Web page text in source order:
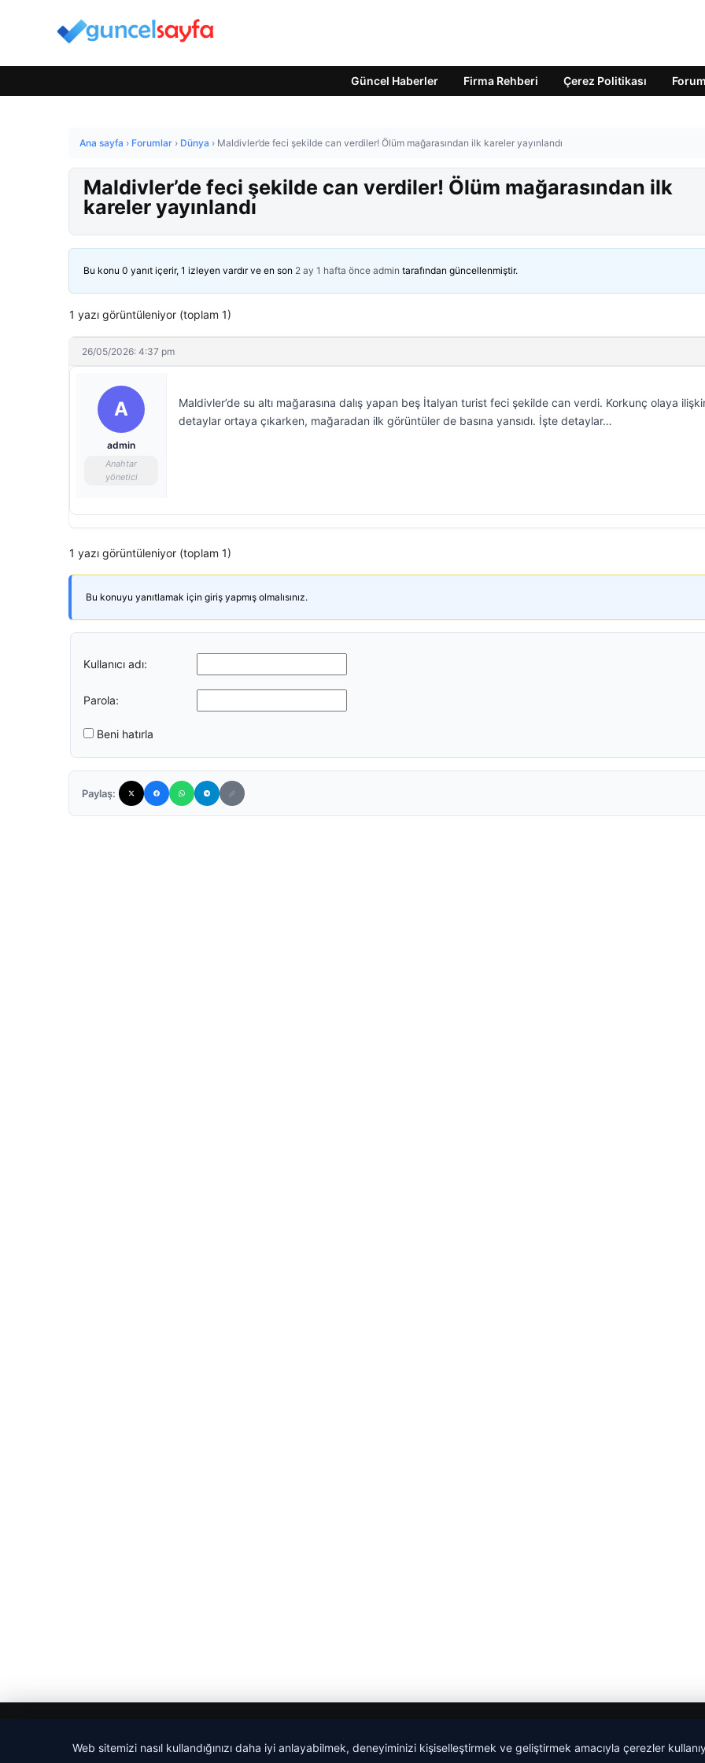
Güncel Haberler Firma Rehberi Çerez Politikası Forum
Ana sayfa › Forumlar › Dünya › Maldivler’de feci şekilde can verdiler! Ölüm mağarasından ilk kareler yayınlandı
Maldivler’de feci şekilde can verdiler! Ölüm mağarasından ilk
kareler yayınlandı
Bu konu 0 yanıt içerir, 1 izleyen vardır ve en son 2 ay 1 hafta önce admin tarafından güncellenmiştir.
1 yazı görüntüleniyor (toplam 1)
26/05/2026: 4:37 pm
A
admin
Anahtar
yönetici
Maldivler’de su altı mağarasına dalış yapan beş İtalyan turist feci şekilde can verdi. Korkunç olaya
detaylar ortaya çıkarken, mağaradan ilk görüntüler de basına yansıdı. İşte detaylar…
1 yazı görüntüleniyor (toplam 1)
Bu konuyu yanıtlamak için giriş yapmış olmalısınız.
Kullanıcı adı:
Parola:
Beni hatırla
Paylaş:
Web sitemizi nasıl kullandığınızı daha iyi anlayabilmek, deneyiminizi kişiselleştirmek ve geliştirmek amacıyla çerezler
malta dil okulları|lemagrup.com.tr